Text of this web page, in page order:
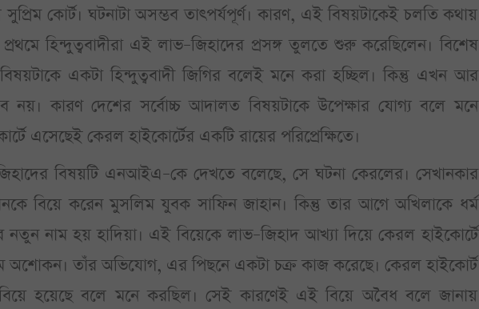
কোর্ট। ঘটনাটা অসম্ভব তাৎপর্যপূর্ণ। কারণ, এই বিষয়টাকেই চলতি কথায়
হিন্দুত্ববাদীরা এই লাভ–জিহাদের প্রসঙ্গ তুলতে শুরু করেছিলেন। বিশেষ
একটা হিন্দুত্ববাদী জিগির বলেই মনে করা হচ্ছিল। কিন্তু এখন আর
নয়। কারণ দেশের সর্বোচ্চ আদালত বিষয়টাকে উপেক্ষার যোগ্য বলে মনে
এসেছেই কেরল হাইকোর্টের একটি রায়ের পরিপ্রেক্ষিতে।
বিষয়টি এনআইএ–কে দেখতে বলেছে, সে ঘটনা কেরলের। সেখানকার
বিয়ে করেন মুসলিম যুবক সাফিন জাহান। কিন্তু তার আগে অখিলাকে ধর্ম
নাম হয় হাদিয়া। এই বিয়েকে লাভ–জিহাদ আখ্যা দিয়ে কেরল হাইকোর্টে
অশোকন। তাঁর অভিযোগ, এর পিছনে একটা চক্র কাজ করেছে। কেরল হাইকোর্ট
বিয়ে হয়েছে বলে মনে করছিল। সেই কারণেই এই বিয়ে অবৈধ বলে জানায়